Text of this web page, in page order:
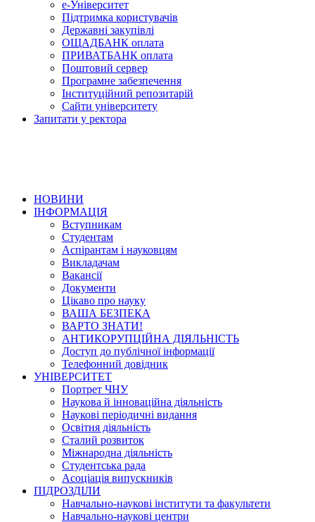
е-Університет
Підтримка користувачів
Державні закупівлі
ОЩАДБАНК оплата
ПРИВАТБАНК оплата
Поштовий сервер
Програмне забезпечення
Інституційний репозитарій
Сайти університету
Запитати у ректора
НОВИНИ
ІНФОРМАЦІЯ
Вступникам
Студентам
Аспірантам і науковцям
Викладачам
Вакансії
Документи
Цікаво про науку
ВАША БЕЗПЕКА
ВАРТО ЗНАТИ!
АНТИКОРУПЦІЙНА ДІЯЛЬНІСТЬ
Доступ до публічної інформації
Телефонний довідник
УНІВЕРСИТЕТ
Портрет ЧНУ
Наукова й інноваційна діяльність
Наукові періодичні видання
Освітня діяльність
Сталий розвиток
Міжнародна діяльність
Студентська рада
Асоціація випускників
ПІДРОЗДІЛИ
Навчально-наукові інститути та факультети
Навчально-наукові центри